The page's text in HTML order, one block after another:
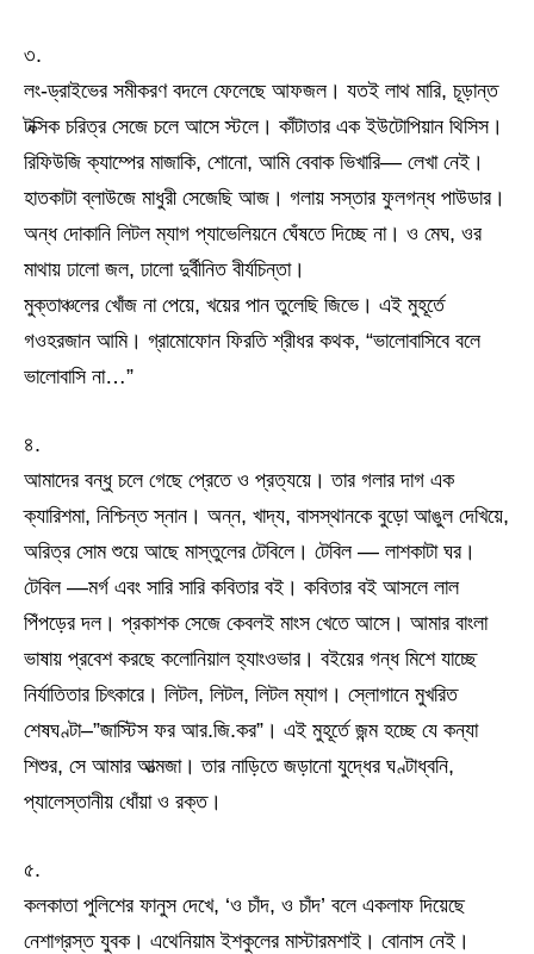
৩.
লং-ড্রাইভের সমীকরণ বদলে ফেলেছে আফজল। যতই লাথ মারি, চূড়ান্ত
টক্সিক চরিত্র সেজে চলে আসে স্টলে। কাঁটাতার এক ইউটোপিয়ান থিসিস।
রিফিউজি ক্যাম্পের মাজাকি, শোনো, আমি বেবাক ভিখারি— লেখা নেই।
হাতকাটা ব্লাউজে মাধুরী সেজেছি আজ। গলায় সস্তার ফুলগন্ধ পাউডার।
অন্ধ দোকানি লিটল ম্যাগ প্যাভেলিয়নে ঘেঁষতে দিচ্ছে না। ও মেঘ, ওর
মাথায় ঢালো জল, ঢালো দুর্বীনিত বীর্যচিন্তা।
মুক্তাঞ্চলের খোঁজ না পেয়ে, খয়ের পান তুলেছি জিভে। এই মুহূর্তে
গওহরজান আমি। গ্রামোফোন ফিরতি শ্রীধর কথক, “ভালোবাসিবে বলে
ভালোবাসি না…”
৪.
আমাদের বন্ধু চলে গেছে প্রেতে ও প্রত্যয়ে। তার গলার দাগ এক
ক্যারিশমা, নিশ্চিন্ত স্নান। অন্ন, খাদ্য, বাসস্থানকে বুড়ো আঙুল দেখিয়ে,
অরিত্র সোম শুয়ে আছে মাস্তুলের টেবিলে। টেবিল — লাশকাটা ঘর।
টেবিল —মর্গ এবং সারি সারি কবিতার বই। কবিতার বই আসলে লাল
পিঁপড়ের দল। প্রকাশক সেজে কেবলই মাংস খেতে আসে। আমার বাংলা
ভাষায় প্রবেশ করছে কলোনিয়াল হ্যাংওভার। বইয়ের গন্ধ মিশে যাচ্ছে
নির্যাতিতার চিৎকারে। লিটল, লিটল, লিটল ম্যাগ। স্লোগানে মুখরিত
শেষঘণ্টা–”জাস্টিস ফর আর.জি.কর”। এই মুহূর্তে জন্ম হচ্ছে যে কন্যা
শিশুর, সে আমার আত্মজা। তার নাড়িতে জড়ানো যুদ্ধের ঘণ্টাধ্বনি,
প্যালেস্তানীয় ধোঁয়া ও রক্ত।
৫.
কলকাতা পুলিশের ফানুস দেখে, ‘ও চাঁদ, ও চাঁদ’ বলে একলাফ দিয়েছে
নেশাগ্রস্ত যুবক। এথেনিয়াম ইশকুলের মাস্টারমশাই। বোনাস নেই।